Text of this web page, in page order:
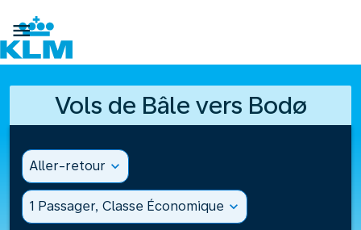

Vols de Bâle vers Bodø
Aller-retour expand_more
1 Passager, Classe Économique expand_more